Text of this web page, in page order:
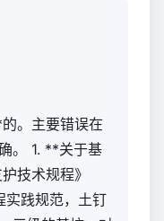
。主要错误在
。 1. **关于基
技术规程》
实践规范，土钉